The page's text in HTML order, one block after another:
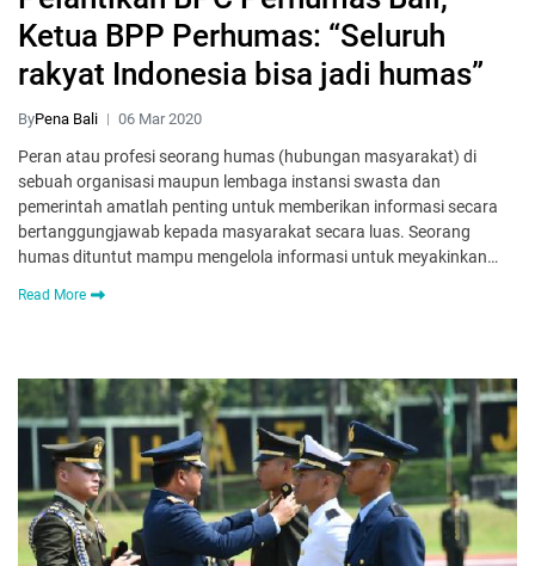
Ketua BPP Perhumas: “Seluruh
rakyat Indonesia bisa jadi humas”
ByPena Bali 06 Mar 2020
Peran atau profesi seorang humas (hubungan masyarakat) di
sebuah organisasi maupun lembaga instansi swasta dan
pemerintah amatlah penting untuk memberikan informasi secara
bertanggungjawab kepada masyarakat secara luas. Seorang
humas dituntut mampu mengelola informasi untuk meyakinkan…
Read More